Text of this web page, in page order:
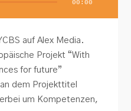
00:00
auf Alex Media.
Projekt “With
for future”
dem Projekttitel
um Kompetenzen,